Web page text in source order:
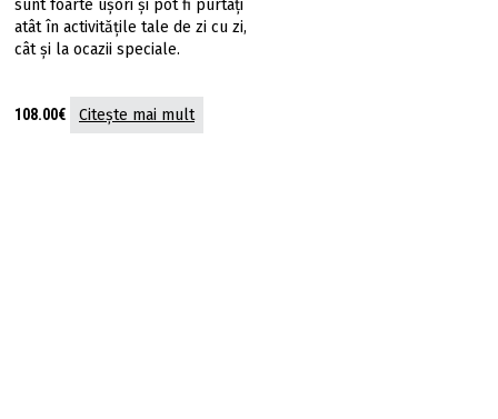
sunt foarte uşori şi pot fi purtaţi
atât în ​​activităţile tale de zi cu zi,
cât și la ocazii speciale.
108.00€ Citește mai mult